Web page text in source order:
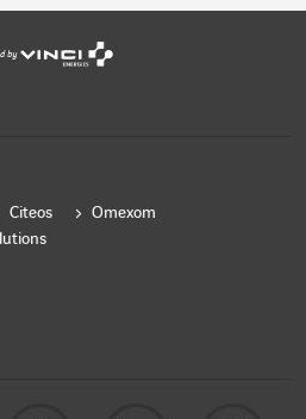
by
Citeos
Omexom